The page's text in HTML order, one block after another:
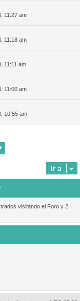
11:27 am
11:18 am
11:11 am
11:00 am
10:55 am
Ir a
visitando el Foro y 2